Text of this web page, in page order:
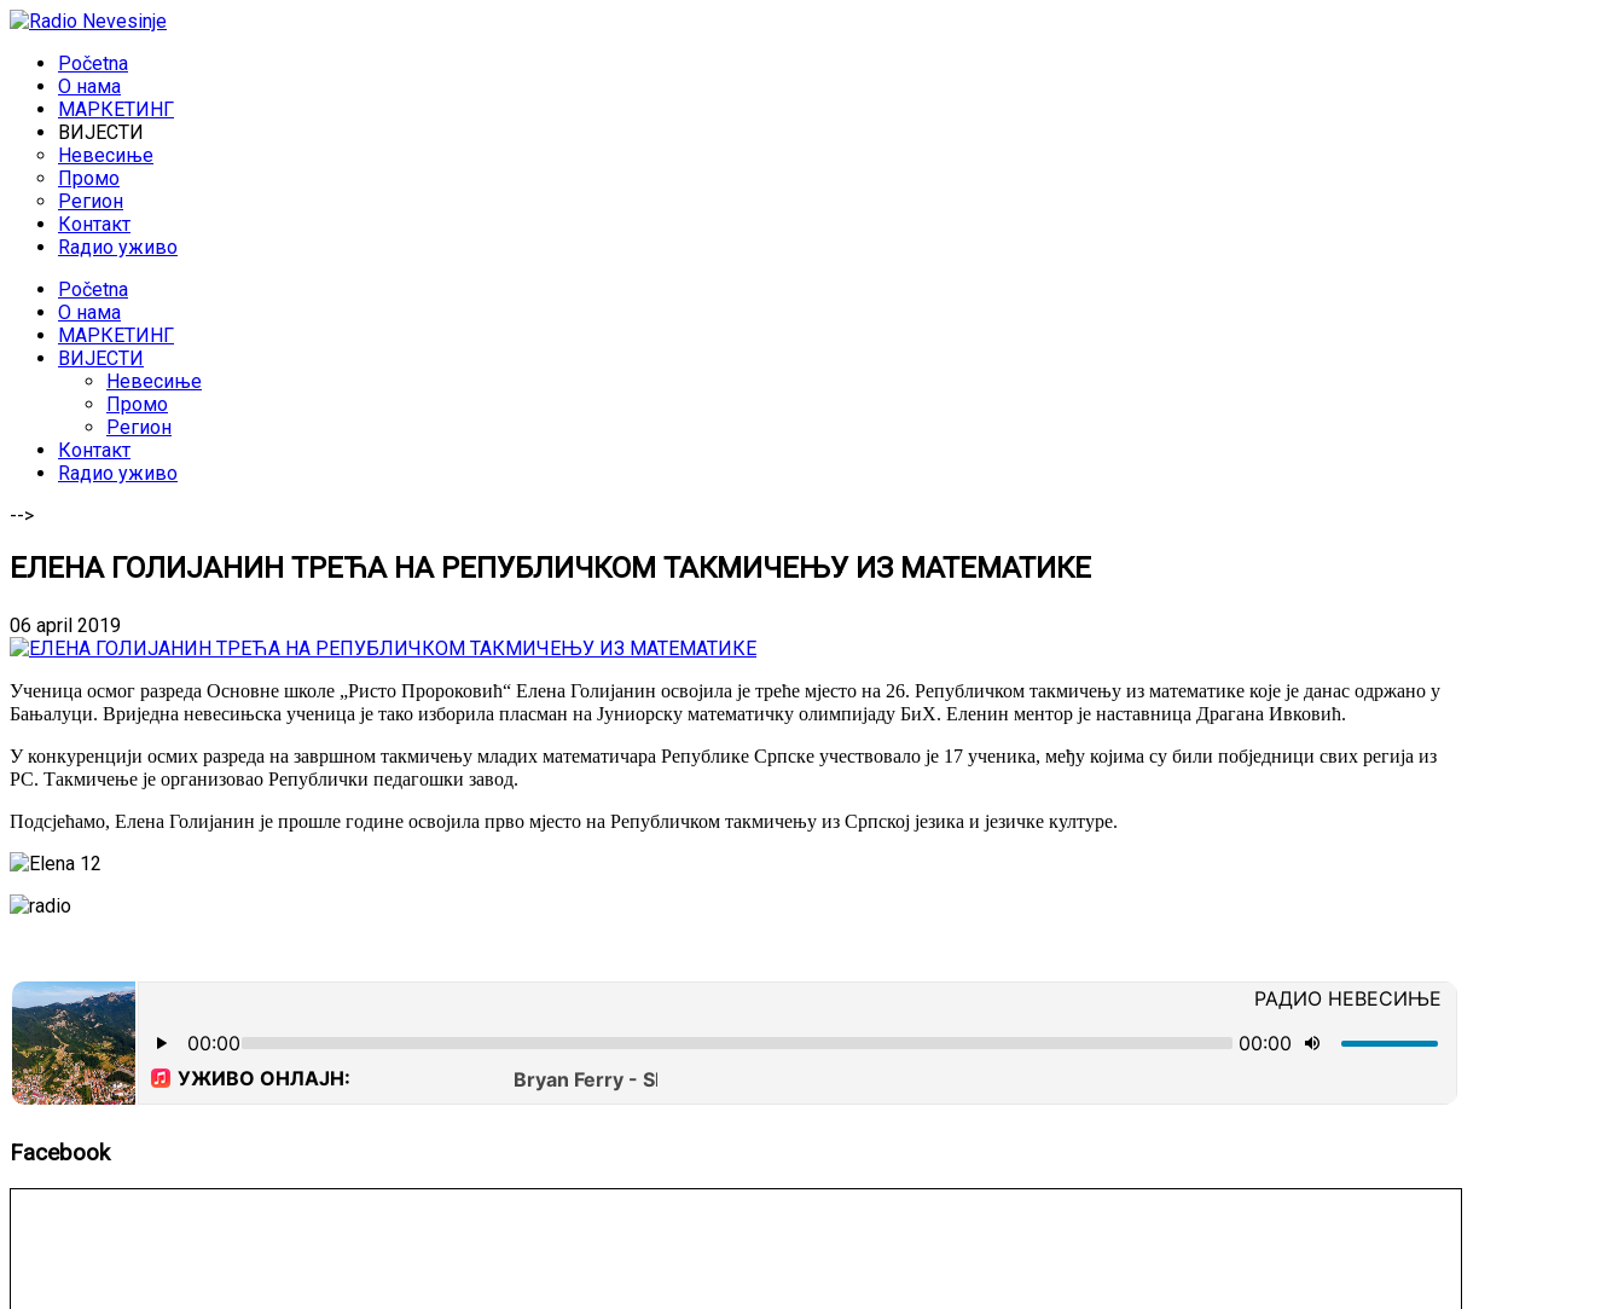
Početna
O нама
МАРКЕТИНГ
ВИЈЕСТИ
Невесиње
Промо
Регион
Контакт
Rадио уживо
Početna
O нама
МАРКЕТИНГ
ВИЈЕСТИ
Невесиње
Промо
Регион
Контакт
Rадио уживо
-->
ЕЛЕНА ГОЛИЈАНИН ТРЕЋА НА РЕПУБЛИЧКОМ ТАКМИЧЕЊУ ИЗ МАТЕМАТИКЕ
06 april 2019
Ученица осмог разреда Основне школе „Ристо Пророковић“ Елена Голијанин освојила је треће мјесто на 26. Републичком такмичењу из математике које је данас одржано у
Бањалуци. Вриједна невесињска ученица је тако изборила пласман на Јуниорску математичку олимпијаду БиХ. Еленин ментор је наставница Драгана Ивковић.
У конкуренцији осмих разреда на завршном такмичењу младих математичара Републике Српске учествовало је 17 ученика, међу којима су били побједници свих регија из
РС. Такмичење је организовао Републички педагошки завод.
Подсјећамо, Елена Голијанин је прошле године освојила прво мјесто на Републичком такмичењу из Српској језика и језичке културе.
Facebook